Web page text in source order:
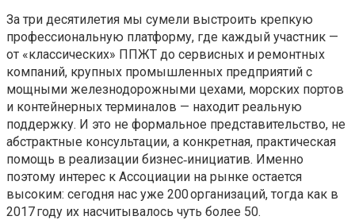
За три десятилетия мы сумели выстроить крепкую
профессиональную платформу, где каждый участник —
от «классических» ППЖТ до сервисных и ремонтных
компаний, крупных промышленных предприятий с
мощными железнодорожными цехами, морских портов
и контейнерных терминалов — находит реальную
поддержку. И это не формальное представительство, не
абстрактные консультации, а конкретная, практическая
помощь в реализации бизнес‑инициатив. Именно
поэтому интерес к Ассоциации на рынке остается
высоким: сегодня нас уже 200 организаций, тогда как в
2017 году их насчитывалось чуть более 50.